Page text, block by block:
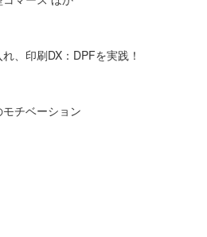
、印刷DX：DPFを実践！
チベーション